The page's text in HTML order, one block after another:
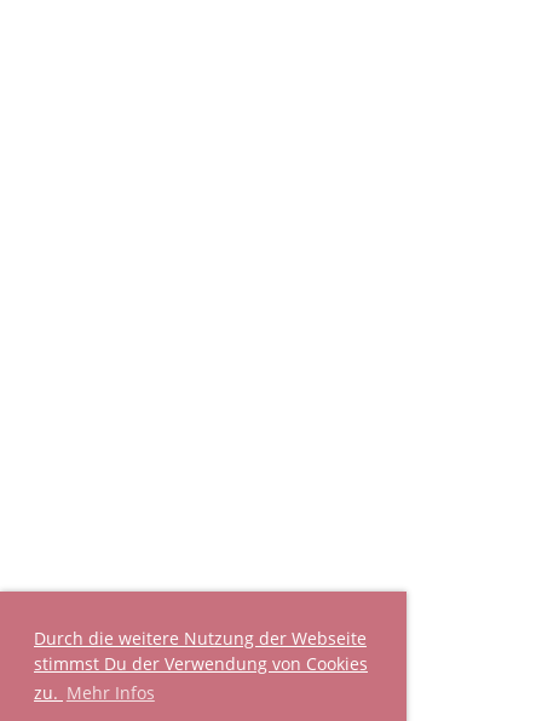
Durch die weitere Nutzung der Webseite
stimmst Du der Verwendung von Cookies
zu. Mehr Infos